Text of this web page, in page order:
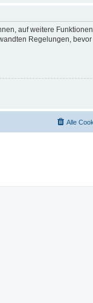
auf weitere
Regelungen,
Alle